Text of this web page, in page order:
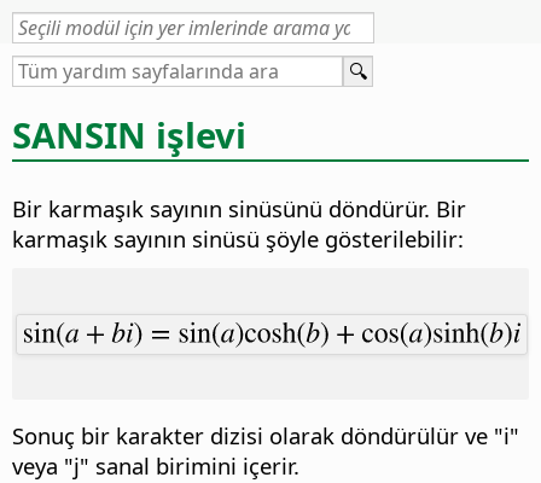
SANSIN işlevi
Bir karmaşık sayının sinüsünü döndürür. Bir
karmaşık sayının sinüsü şöyle gösterilebilir:
Sonuç bir karakter dizisi olarak döndürülür ve "i"
veya "j" sanal birimini içerir.